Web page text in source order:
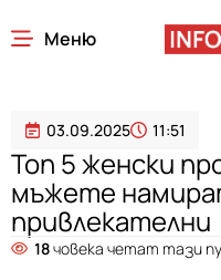
Меню
03.09.2025 11:51
Топ 5 женски
мъжете
привлекателни
18човека четат тази